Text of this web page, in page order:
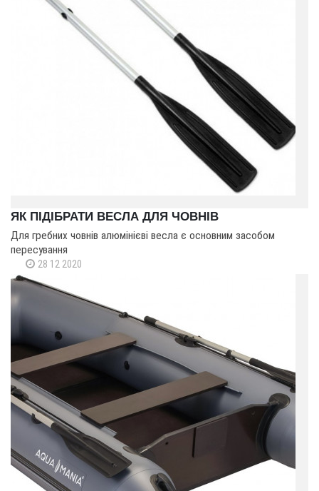
ЯК ПІДІБРАТИ ВЕСЛА ДЛЯ ЧОВНІВ
Для гребних човнів алюмінієві весла є основним засобом
пересування
28 12 2020